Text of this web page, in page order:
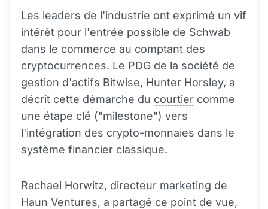
Les leaders de l'industrie ont exprimé un vif
intérêt pour l'entrée possible de Schwab
dans le commerce au comptant des
cryptocurrences. Le PDG de la société de
gestion d'actifs Bitwise, Hunter Horsley, a
décrit cette démarche du courtier comme
une étape clé ("milestone") vers
l'intégration des crypto-monnaies dans le
système financier classique.
Rachael Horwitz, directeur marketing de
Haun Ventures, a partagé ce point de vue,